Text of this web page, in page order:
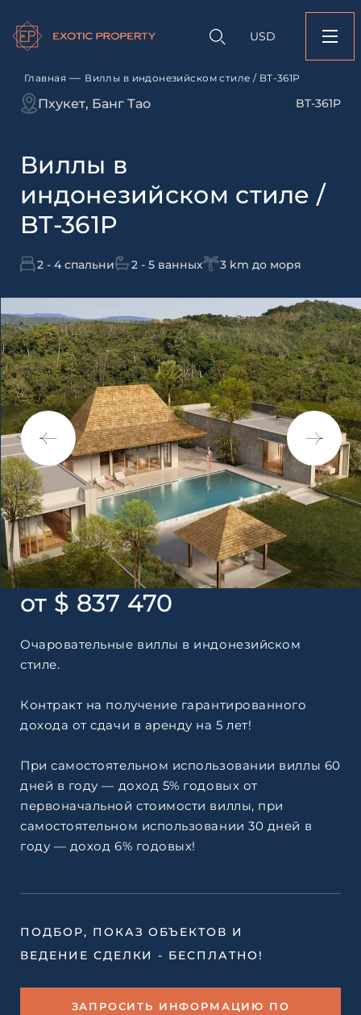
USD
Главная — Виллы в индонезийском стиле / BT-361P
Пхукет, Банг Тао BT-361P
Виллы в
индонезийском стиле /
BT-361P
2 - 4 спальни 2 - 5 ванных 3 km до моря
от $ 837 470
Очаровательные виллы в индонезийском
стиле.
Контракт на получение гарантированного
дохода от сдачи в аренду на 5 лет!
При самостоятельном использовании виллы 60
дней в году — доход 5% годовых от
первоначальной стоимости виллы, при
самостоятельном использовании 30 дней в
году — доход 6% годовых!
ПОДБОР, ПОКАЗ ОБЪЕКТОВ И
ВЕДЕНИЕ СДЕЛКИ - БЕСПЛАТНО!
ЗАПРОСИТЬ ИНФОРМАЦИЮ ПО
Оставить
свяжется с вами
Согласен с
Я даю согласие на
рассылок
объекту
Виллы в
свяжется с вами
Согласен с
по обработке
недвижимости